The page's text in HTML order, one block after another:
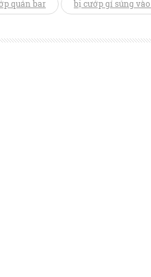
quán bar bị cướp gí súng